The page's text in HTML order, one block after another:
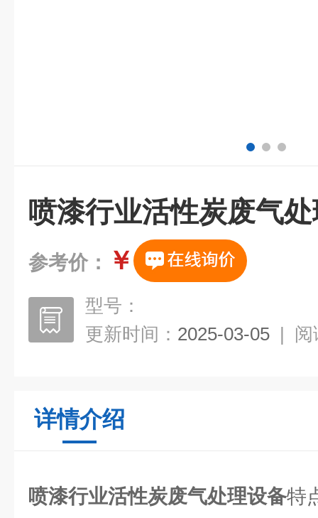
喷漆行业活性炭废气
参考价： ￥
型号：
更新时间： 2025-03-05 | 阅
详情介绍
喷漆行业活性炭废气处理设备特